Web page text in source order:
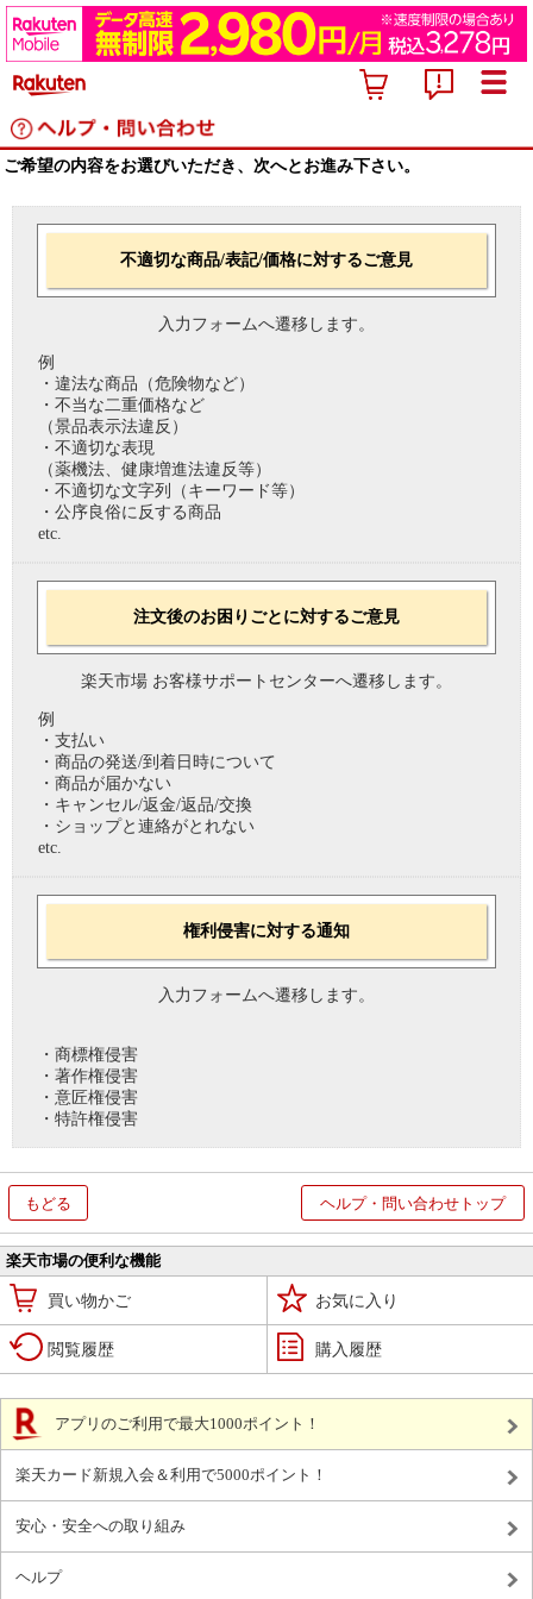
ご希望の内容をお選びいただき、次へとお進み下さい。
不適切な商品/表記/価格に対するご意見
入力フォームへ遷移します。
例
・違法な商品（危険物など）
・不当な二重価格など
（景品表示法違反）
・不適切な表現
（薬機法、健康増進法違反等）
・不適切な文字列（キーワード等）
・公序良俗に反する商品
etc.
注文後のお困りごとに対するご意見
楽天市場 お客様サポートセンターへ遷移します。
例
・支払い
・商品の発送/到着日時について
・商品が届かない
・キャンセル/返金/返品/交換
・ショップと連絡がとれない
etc.
権利侵害に対する通知
入力フォームへ遷移します。
・商標権侵害
・著作権侵害
・意匠権侵害
・特許権侵害
もどる ヘルプ・問い合わせトップ
楽天市場の便利な機能
買い物かご お気に入り
閲覧履歴 購入履歴
アプリのご利用で最大1000ポイント！
楽天カード新規入会＆利用で5000ポイント！
安心・安全への取り組み
ヘルプ